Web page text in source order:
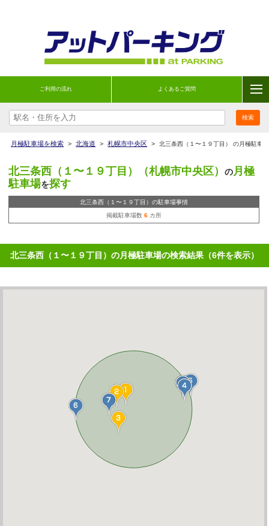
ご利用の流れ よくあるご質問
月極駐車場を検索 > 北海道 > 札幌市中央区 > 北三条西（１〜１９丁目） の月極駐車
北三条西（１〜１９丁目）（札幌市中央区） の月極
駐車場を探す
北三条西（１〜１９丁目）の駐車場事情
掲載駐車場数 6カ所
北三条西（１〜１９丁目）の月極駐車場の検索結果（6件を表示）